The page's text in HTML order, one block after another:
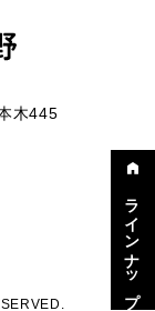
木445
ラインナップ